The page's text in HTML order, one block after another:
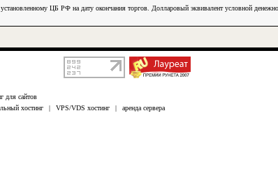
ЦБ РФ на дату окончания торгов. Долларовый эквивалент условной
для сайтов
хостинг
| VPS/VDS хостинг | аренда сервера